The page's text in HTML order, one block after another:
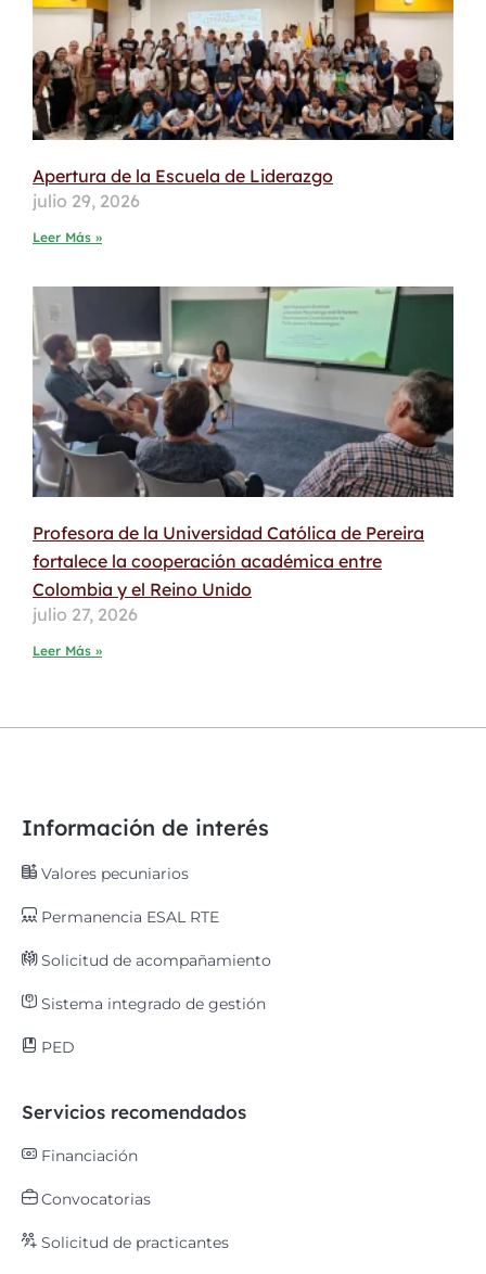
Apertura de la Escuela de Liderazgo
julio 29, 2026
Leer Más »
Profesora de la Universidad Católica de Pereira
fortalece la cooperación académica entre
Colombia y el Reino Unido
julio 27, 2026
Leer Más »
Información de interés
Valores pecuniarios
Permanencia ESAL RTE
Solicitud de acompañamiento
Sistema integrado de gestión
PED
Servicios recomendados
Financiación
Convocatorias
Solicitud de practicantes